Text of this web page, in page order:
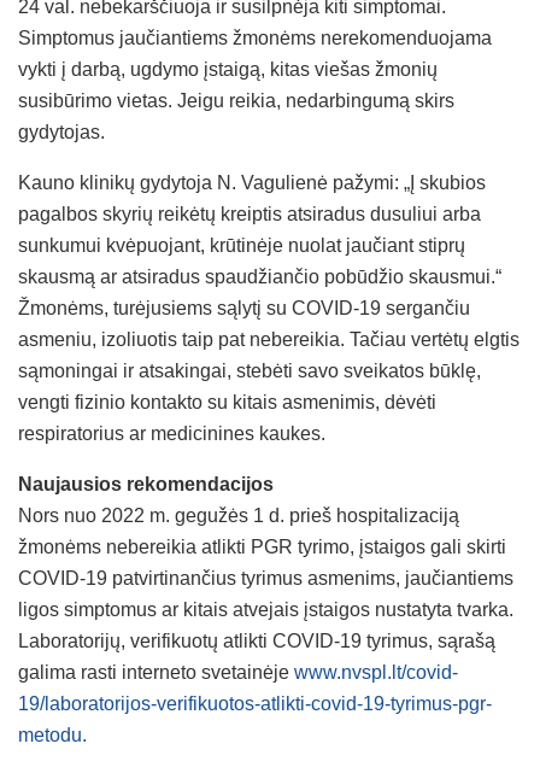
24 val. nebekarščiuoja ir susilpnėja kiti simptomai.
Simptomus jaučiantiems žmonėms nerekomenduojama
vykti į darbą, ugdymo įstaigą, kitas viešas žmonių
susibūrimo vietas. Jeigu reikia, nedarbingumą skirs
gydytojas.
Kauno klinikų gydytoja N. Vagulienė pažymi: „Į skubios
pagalbos skyrių reikėtų kreiptis atsiradus dusuliui arba
sunkumui kvėpuojant, krūtinėje nuolat jaučiant stiprų
skausmą ar atsiradus spaudžiančio pobūdžio skausmui.“
Žmonėms, turėjusiems sąlytį su COVID-19 sergančiu
asmeniu, izoliuotis taip pat nebereikia. Tačiau vertėtų elgtis
sąmoningai ir atsakingai, stebėti savo sveikatos būklę,
vengti fizinio kontakto su kitais asmenimis, dėvėti
respiratorius ar medicinines kaukes.
Naujausios rekomendacijos
Nors nuo 2022 m. gegužės 1 d. prieš hospitalizaciją
žmonėms nebereikia atlikti PGR tyrimo, įstaigos gali skirti
COVID-19 patvirtinančius tyrimus asmenims, jaučiantiems
ligos simptomus ar kitais atvejais įstaigos nustatyta tvarka.
Laboratorijų, verifikuotų atlikti COVID-19 tyrimus, sąrašą
galima rasti interneto svetainėje www.nvspl.lt/covid-
19/laboratorijos-verifikuotos-atlikti-covid-19-tyrimus-pgr-
metodu.